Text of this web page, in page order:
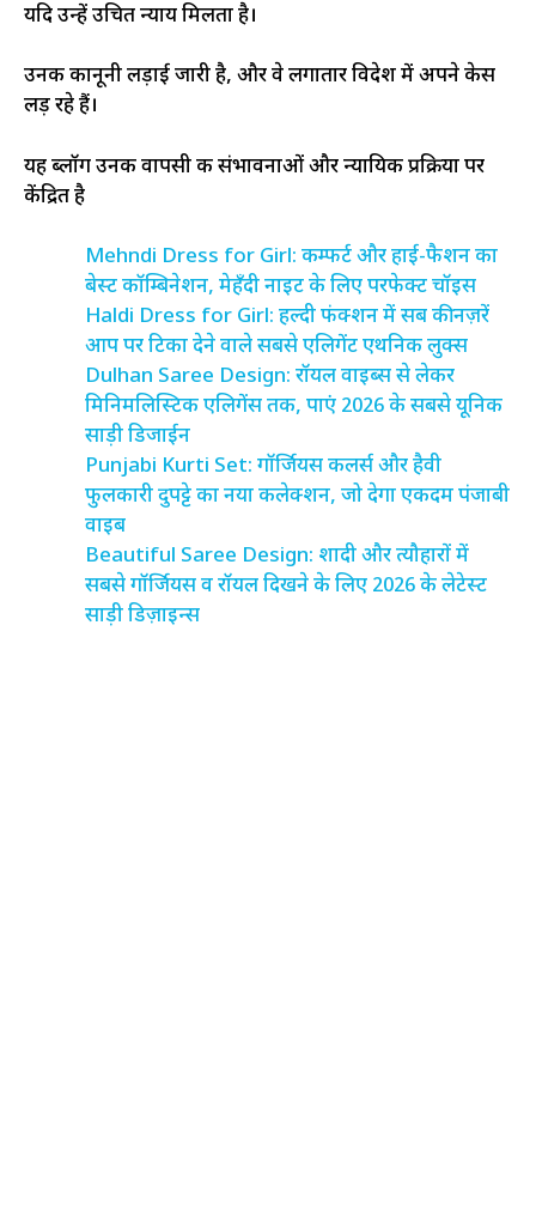
यदि उन्हें उचित न्याय मिलता है।
उनकी कानूनी लड़ाई जारी है, और वे लगातार विदेश में अपने केस
लड़ रहे हैं।
यह ब्लॉग उनकी वापसी की संभावनाओं और न्यायिक प्रक्रिया पर
केंद्रित है
Mehndi Dress for Girl: कम्फर्ट और हाई-फैशन का
बेस्ट कॉम्बिनेशन, मेहँदी नाइट के लिए परफेक्ट चॉइस
Haldi Dress for Girl: हल्दी फंक्शन में सब की नज़रें
आप पर टिका देने वाले सबसे एलिगेंट एथनिक लुक्स
Dulhan Saree Design: रॉयल वाइब्स से लेकर
मिनिमलिस्टिक एलिगेंस तक, पाएं 2026 के सबसे यूनिक
साड़ी डिजाईन
Punjabi Kurti Set: गॉर्जियस कलर्स और हैवी
फुलकारी दुपट्टे का नया कलेक्शन, जो देगा एकदम पंजाबी
वाइब
Beautiful Saree Design: शादी और त्यौहारों में
सबसे गॉर्जियस व रॉयल दिखने के लिए 2026 के लेटेस्ट
साड़ी डिज़ाइन्स